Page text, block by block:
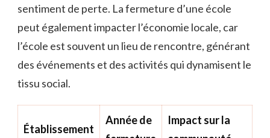
sentiment de perte. La fermeture d’une école
peut également impacter l’économie locale, car
l’école est souvent un lieu de rencontre, générant
des événements et des activités qui dynamisent le
tissu social.
Établissement
Année de
Impact sur la